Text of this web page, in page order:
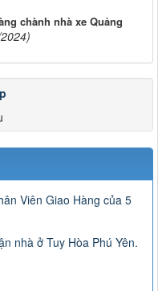
chành nhà xe Quảng
Viên Giao Hàng của 5
nhà ở Tuy Hòa Phú Yên.